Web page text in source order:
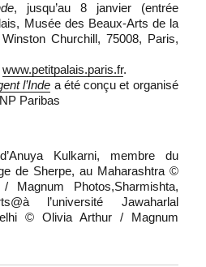
, jusqu’au 8 janvier (entrée
Musée des Beaux-Arts de la
Churchill, 75008, Paris,
www.petitpalais.paris.fr.
l’Inde a été conçu et organisé
Paribas
Kulkarni, membre du
de Sherpe, au Maharashtra ©
Magnum Photos,Sharmishta,
l’université Jawaharlal
© Olivia Arthur / Magnum